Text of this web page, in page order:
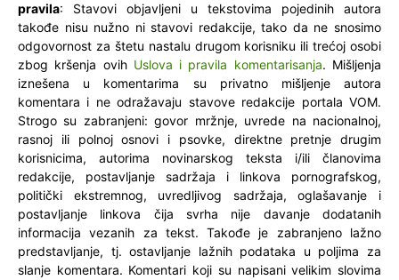
pravila: Stavovi objavljeni u tekstovima pojedinih autora
takođe nisu nužno ni stavovi redakcije, tako da ne snosimo
odgovornost za štetu nastalu drugom korisniku ili trećoj osobi
zbog kršenja ovih Uslova i pravila komentarisanja. Mišljenja
iznešena u komentarima su privatno mišljenje autora
komentara i ne odražavaju stavove redakcije portala VOM.
Strogo su zabranjeni: govor mržnje, uvrede na nacionalnoj,
rasnoj ili polnoj osnovi i psovke, direktne pretnje drugim
korisnicima, autorima novinarskog teksta i/ili članovima
redakcije, postavljanje sadržaja i linkova pornografskog,
politički ekstremnog, uvredljivog sadržaja, oglašavanje i
postavljanje linkova čija svrha nije davanje dodatanih
informacija vezanih za tekst. Takođe je zabranjeno lažno
predstavljanje, tj. ostavljanje lažnih podataka u poljima za
slanje komentara. Komentari koji su napisani velikim slovima